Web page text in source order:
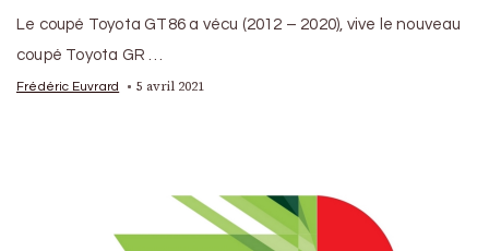
Le coupé Toyota GT86 a vécu (2012 – 2020), vive le nouveau
coupé Toyota GR …
Frédéric Euvrard 5 avril 2021